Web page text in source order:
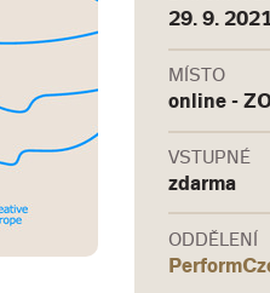
29. 9.
MÍSTO
online -
VSTUPNÉ
zdarma
ODDĚLENÍ